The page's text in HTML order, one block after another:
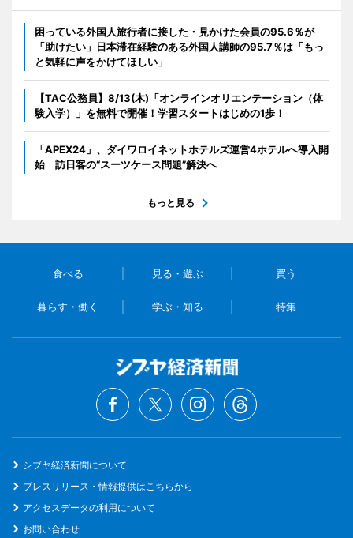
困っている外国人旅行者に接した・見かけた会員の95.6％が
「助けたい」日本滞在経験のある外国人講師の95.7％は「もっ
と気軽に声をかけてほしい」
【TAC公務員】8/13(木)「オンラインオリエンテーション（体
験入学）」を無料で開催！学習スタートはじめの1歩！
「APEX24」、ダイワロイネットホテルズ運営4ホテルへ導入開
始 訪日客の“スーツケース問題”解決へ
もっと見る
食べる 見る・遊ぶ 買う
暮らす・働く 学ぶ・知る 特集
シブヤ経済新聞について
プレスリリース・情報提供はこちらから
アクセスデータの利用について
お問い合わせ